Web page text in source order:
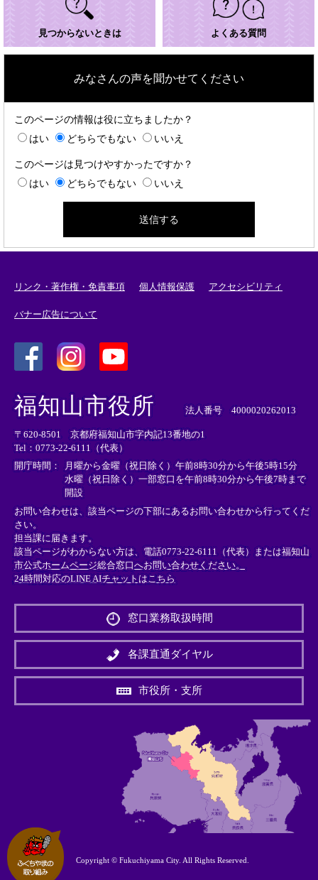
見つからないときは よくある質問
みなさんの声を聞かせてください
このページの情報は役に立ちましたか？
はい
どちらでもない いいえ
このページは見つけやすかったですか？
はい
どちらでもない いいえ
リンク・著作権・免責事項 個人情報保護 アクセシビリティ
バナー広告について
外
部
リ
ン
ク
＞
外
リ
ン
ク
＞
外
部
ン
ク
＞
福知山市役所 法人番号 4000020262013
〒620-8501 京都府福知山市字内記13番地の1
Tel：0773-22-6111（代表）
開庁時間：
月曜から金曜（祝日除く）午前8時30分から午後5時15分
水曜（祝日除く）一部窓口を午前8時30分から午後7時まで
開設
お問い合わせは、該当ページの下部にあるお問い合わせから行ってくだ
さい。
担当課に届きます。
該当ページがわからない方は、電話0773-22-6111（代表）または福知山
市公式ホームページ総合窓口へお問い合わせください。
24時間対応のLINE AIチャットはこちら
外
リ
ン
＞
窓口業務取扱時間
各課直通ダイヤル
市役所・支所
Copyright © Fukuchiyama City. All Rights Reserved.